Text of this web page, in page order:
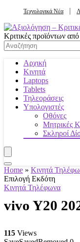
Τεχνολογικά Νέα
Κριτικές προϊόντων
Αρχική
Κινητά
Laptops
Tablets
Τηλεοράσεις
Υπολογιστές
Οθόνες
Μητρικές
Σκληροί
Home » Κινητά
Επιλογή Εκδότη
Κινητά Τηλέφωνα
vivo Y20
115 Views